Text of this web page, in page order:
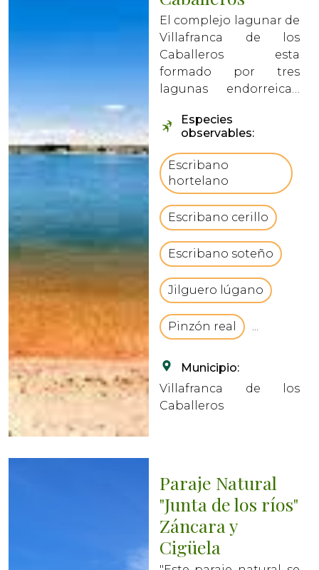
El complejo lagunar de
Villafranca de los
Caballeros esta
formado por tres
lagunas endorreicas,
Laguna chica y Laguna
Grande y una amplia
zona perimetral de
vegetación de riberas
encharcables. La
extensión de la zona
inundable de e...
Especies
observables:
Escribano
hortelano
Escribano cerillo
Escribano soteño
Jilguero lúgano
Pinzón real ...
Municipio:
Villafranca de los
Caballeros
Paraje Natural
"Junta de los ríos"
Záncara y
Cigüela